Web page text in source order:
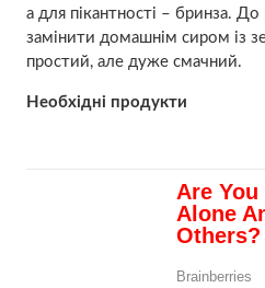
а для пікантності – бринза. До
замінити домашнім сиром із
простий, але дуже смачний.
Необхідні продукти